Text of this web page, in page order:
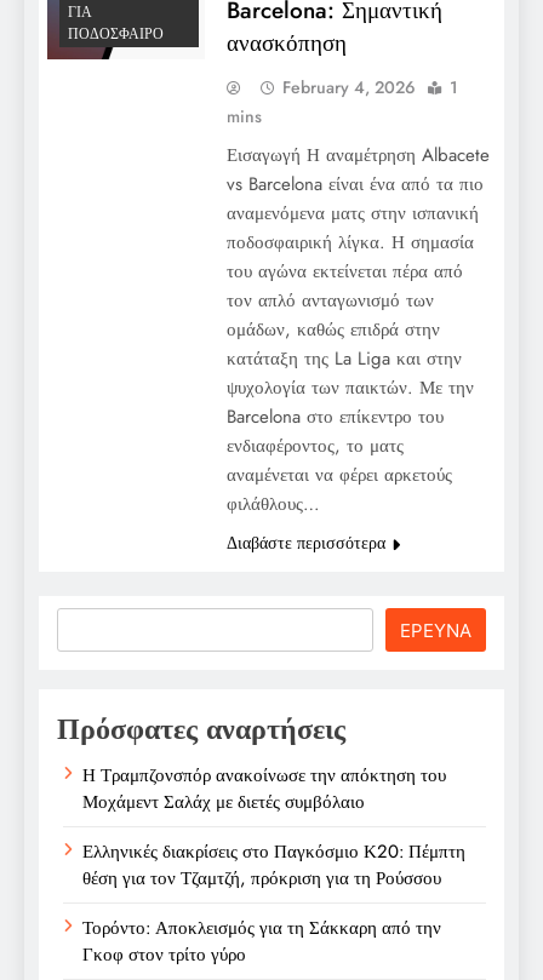
ΓΙΑ
ΠΟΔΌΣΦΑΙΡΟ
Barcelona: Σημαντική
ανασκόπηση
February 4, 2026
1
mins
Εισαγωγή Η αναμέτρηση Albacete
vs Barcelona είναι ένα από τα πιο
αναμενόμενα ματς στην ισπανική
ποδοσφαιρική λίγκα. Η σημασία
του αγώνα εκτείνεται πέρα από
τον απλό ανταγωνισμό των
ομάδων, καθώς επιδρά στην
κατάταξη της La Liga και στην
ψυχολογία των παικτών. Με την
Barcelona στο επίκεντρο του
ενδιαφέροντος, το ματς
αναμένεται να φέρει αρκετούς
φιλάθλους…
Διαβάστε περισσότερα
ΕΡΕΥΝΑ
Πρόσφατες αναρτήσεις
Η Τραμπζονσπόρ ανακοίνωσε την απόκτηση του
Μοχάμεντ Σαλάχ με διετές συμβόλαιο
Ελληνικές διακρίσεις στο Παγκόσμιο Κ20: Πέμπτη
θέση για τον Τζαμτζή, πρόκριση για τη Ρούσσου
Τορόντο: Αποκλεισμός για τη Σάκκαρη από την
Γκοφ στον τρίτο γύρο